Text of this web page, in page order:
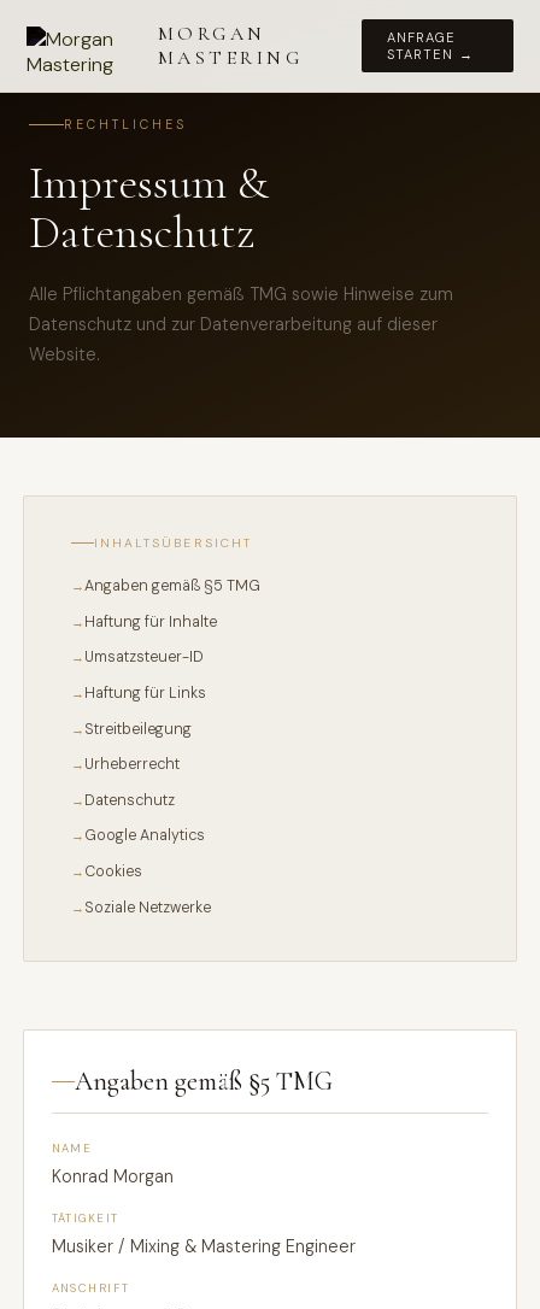
MORGAN
MASTERING
ANFRAGE
STARTEN →
RECHTLICHES
Impressum &
Datenschutz
Alle Pflichtangaben gemäß TMG sowie Hinweise zum
Datenschutz und zur Datenverarbeitung auf dieser
Website.
INHALTSÜBERSICHT
Angaben gemäß §5 TMG
Haftung für Inhalte
Umsatzsteuer-ID
Haftung für Links
Streitbeilegung
Urheberrecht
Datenschutz
Google Analytics
Cookies
Soziale Netzwerke
Angaben gemäß §5 TMG
NAME
Konrad Morgan
TÄTIGKEIT
Musiker / Mixing & Mastering Engineer
ANSCHRIFT